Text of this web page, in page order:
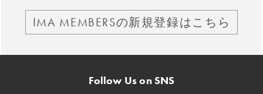
IMA MEMBERSの新規登録はこちら
Follow Us on SNS